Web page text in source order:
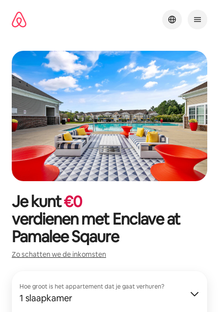
direct
naar
Je kunt€0
verdienen metEnclave at
Pamalee Sqaure
Zo schatten we de inkomsten
Hoe groot is het appartement dat je gaat verhuren?
1 slaapkamer